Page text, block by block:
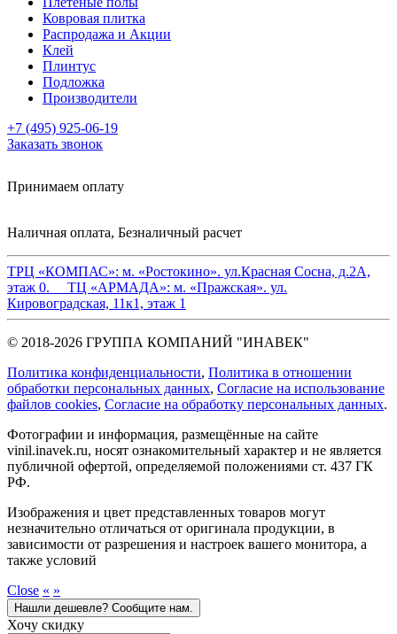
Ковровая плитка
Распродажа и Акции
Клей
Плинтус
Подложка
Производители
+7 (495) 925-06-19
Заказать звонок
Принимаем оплату
Наличная оплата, Безналичный расчет
ТРЦ «КОМПАС»: м. «Ростокино». ул.Красная Сосна, д.2А,
этаж 0. ТЦ «АРМАДА»: м. «Пражская». ул.
Кировоградская, 11к1, этаж 1
© 2018-2026 ГРУППА КОМПАНИЙ "ИНАВЕК"
Политика конфиденциальности, Политика в отношении
обработки персональных данных, Cогласие на использование
файлов cookies, Согласие на обработку персональных данных.
Фотографии и информация, размещённые на сайте
vinil.inavek.ru, носят ознакомительный характер и не является
публичной офертой, определяемой положениями ст. 437 ГК
РФ.
Изображения и цвет представленных товаров могут
незначительно отличаться от оригинала продукции, в
зависимости от разрешения и настроек вашего монитора, а
также условий
Close « »
Нашли дешевле? Сообщите нам.
Хочу скидку